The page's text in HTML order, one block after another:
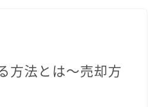
方法とは～売却方